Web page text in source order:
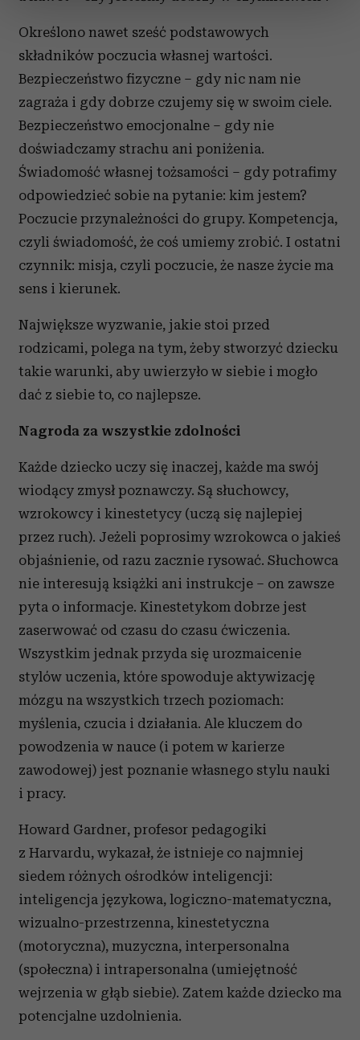
sekcji szczegółów
. W Deklaracji plików cookie możesz
zmienić lub wycofać swoją zgodę w dowolnej chwili.
Wykorzystujemy pliki cookie do spersonalizowania treści
i reklam, aby oferować funkcje społecznościowe i
analizować ruch w naszej witrynie. Informacje o tym, jak
korzystasz z naszej witryny, udostępniamy partnerom
społecznościowym, reklamowym i analitycznym.
Partnerzy mogą połączyć te informacje z innymi danymi
otrzymanymi od Ciebie lub uzyskanymi podczas
korzystania z ich usług.
Określono nawet sześć podstawowych
składników poczucia własnej wartości.
Bezpieczeństwo fizyczne – gdy nic nam nie
zagraża i gdy dobrze czujemy się w swoim ciele.
Bezpieczeństwo emocjonalne – gdy nie
doświadczamy strachu ani poniżenia.
Świadomość własnej tożsamości – gdy potrafimy
odpowiedzieć sobie na pytanie: kim jestem?
Poczucie przynależności do grupy. Kompetencja,
czyli świadomość, że coś umiemy zrobić. I ostatni
czynnik: misja, czyli poczucie, że nasze życie ma
sens i kierunek.
Największe wyzwanie, jakie stoi przed
rodzicami, polega na tym, żeby stworzyć dziecku
takie warunki, aby uwierzyło w siebie i mogło
dać z siebie to, co najlepsze.
Nagroda za wszystkie zdolności
Każde dziecko uczy się inaczej, każde ma swój
wiodący zmysł poznawczy. Są słuchowcy,
wzrokowcy i kinestetycy (uczą się najlepiej
przez ruch). Jeżeli poprosimy wzrokowca o jakieś
objaśnienie, od razu zacznie rysować. Słuchowca
nie interesują książki ani instrukcje – on zawsze
pyta o informacje. Kinestetykom dobrze jest
zaserwować od czasu do czasu ćwiczenia.
Wszystkim jednak przyda się urozmaicenie
stylów uczenia, które spowoduje aktywizację
mózgu na wszystkich trzech poziomach:
myślenia, czucia i działania. Ale kluczem do
powodzenia w nauce (i potem w karierze
zawodowej) jest poznanie własnego stylu nauki
i pracy.
Howard Gardner, profesor pedagogiki
z Harvardu, wykazał, że istnieje co najmniej
siedem różnych ośrodków inteligencji:
inteligencja językowa, logiczno-matematyczna,
wizualno-przestrzenna, kinestetyczna
(motoryczna), muzyczna, interpersonalna
(społeczna) i intrapersonalna (umiejętność
wejrzenia w głąb siebie). Zatem każde dziecko ma
potencjalne uzdolnienia.